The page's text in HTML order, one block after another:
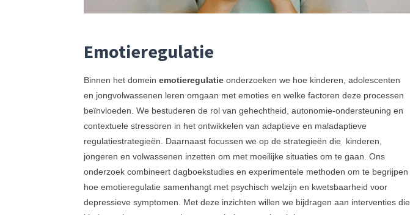
Emotieregulatie
Binnen het domein emotieregulatie onderzoeken we hoe kinderen, adolescenten
en jongvolwassenen leren omgaan met emoties en welke factoren deze processen
beïnvloeden. We bestuderen de rol van gehechtheid, autonomie-ondersteuning en
contextuele stressoren in het ontwikkelen van adaptieve en maladaptieve
regulatiestrategieën. Daarnaast focussen we op de strategieën die kinderen,
jongeren en volwassenen inzetten om met moeilijke situaties om te gaan. Ons
onderzoek combineert dagboekstudies en experimentele methoden om te begrijpen
hoe emotieregulatie samenhangt met psychisch welzijn en kwetsbaarheid voor
depressieve symptomen. Met deze inzichten willen we bijdragen aan interventies die